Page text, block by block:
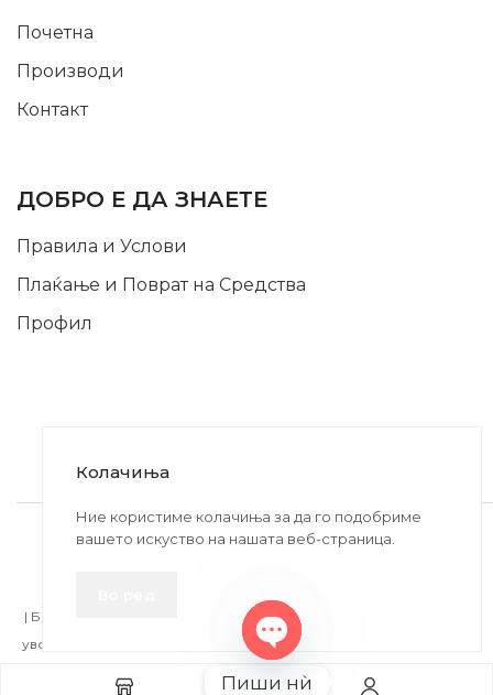
Почетна
Производи
Контакт
ДОБРО Е ДА ЗНАЕТЕ
Правила и Услови
Плаќање и Поврат на Средства
Профил
2020-2024 © MB DISKONT. Изработено од
БРАМИТ ДООЕЛ
| БРАЌА МИНКОВИ 57, 2400 СТРУМИЦА | ДПТУ
увоз-извоз Струмица Д.Б.: MK4027005146330 | ЕМБС: 6030530 |
Колачиња
Ние користиме колачиња за да го подобриме
вашето искуство на нашата веб-страница.
Пиши нѝ
chaty